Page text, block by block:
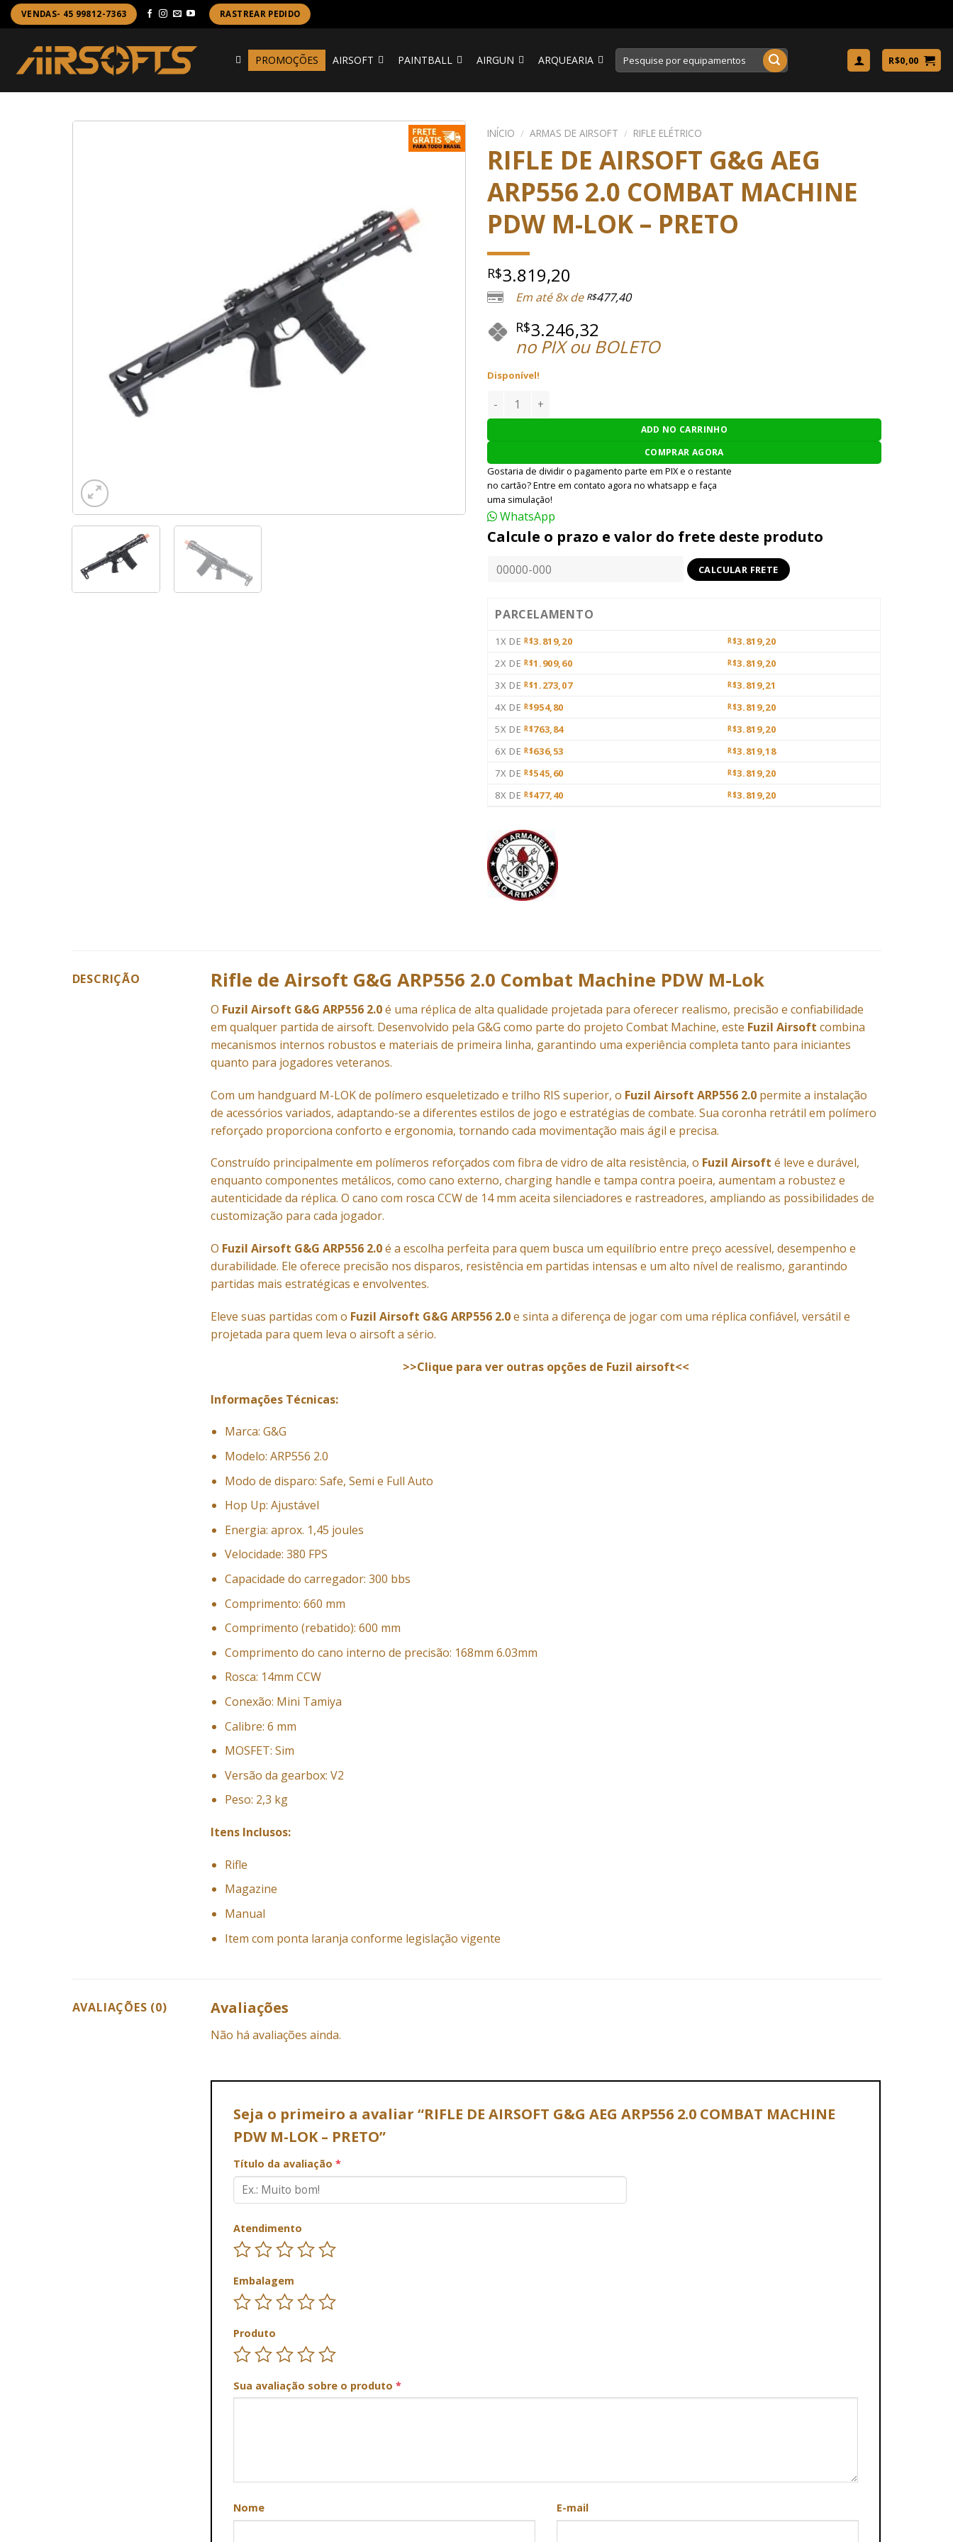
Skip
to
content
VENDAS- 45 99812-7363 RASTREAR PEDIDO
PROMOÇÕES AIRSOFT PAINTBALL AIRGUN ARQUEARIA
Pesquisar
por:
R$0,00
INÍCIO / ARMAS DE AIRSOFT / RIFLE ELÉTRICO
RIFLE DE AIRSOFT G&G AEG
ARP556 2.0 COMBAT MACHINE
PDW M-LOK – PRETO
R$3.819,20
Em até 8x de R$477,40
R$3.246,32
no PIX ou BOLETO
Disponível!
RIFLE DE AIRSOFT G&G AEG ARP556 2.0 COMBAT MACHINE PDW M-LOK - PRETO quantidade
ADD NO CARRINHO
COMPRAR AGORA
Gostaria de dividir o pagamento parte em PIX e o restante
no cartão? Entre em contato agora no whatsapp e faça
uma simulação!
WhatsApp
Calcule o prazo e valor do frete deste produto
PARCELAMENTO
1X DE R$3.819,20 R$3.819,20
2X DE R$1.909,60 R$3.819,20
3X DE R$1.273,07 R$3.819,21
4X DE R$954,80 R$3.819,20
5X DE R$763,84 R$3.819,20
6X DE R$636,53 R$3.819,18
7X DE R$545,60 R$3.819,20
8X DE R$477,40 R$3.819,20
DESCRIÇÃO Rifle de Airsoft G&G ARP556 2.0 Combat Machine PDW M-Lok
O Fuzil Airsoft G&G ARP556 2.0é uma réplica de alta qualidade projetada para oferecer realismo, precisão e confiabilidade
em qualquer partida de airsoft. Desenvolvido pela G&G como parte do projeto Combat Machine, este Fuzil Airsoft combina
mecanismos internos robustos e materiais de primeira linha, garantindo uma experiência completa tanto para iniciantes
quanto para jogadores veteranos.
Com um handguard M-LOK de polímero esqueletizado e trilho RIS superior, o Fuzil Airsoft ARP556 2.0permite a instalação
de acessórios variados, adaptando-se a diferentes estilos de jogo e estratégias de combate. Sua coronha retrátil em polímero
reforçado proporciona conforto e ergonomia, tornando cada movimentação mais ágil e precisa.
Construído principalmente em polímeros reforçados com fibra de vidro de alta resistência, o Fuzil Airsoft é leve e durável,
enquanto componentes metálicos, como cano externo, charging handle e tampa contra poeira, aumentam a robustez e
autenticidade da réplica. O cano com rosca CCW de 14 mm aceita silenciadores e rastreadores, ampliando as possibilidades de
customização para cada jogador.
O Fuzil Airsoft G&G ARP556 2.0é a escolha perfeita para quem busca um equilíbrio entre preço acessível, desempenho e
durabilidade. Ele oferece precisão nos disparos, resistência em partidas intensas e um alto nível de realismo, garantindo
partidas mais estratégicas e envolventes.
Eleve suas partidas com o Fuzil Airsoft G&G ARP556 2.0e sinta a diferença de jogar com uma réplica confiável, versátil e
projetada para quem leva o airsoft a sério.
>>Clique para ver outras opções de Fuzil airsoft<<
Informações Técnicas:
Marca: G&G
Modelo: ARP556 2.0
Modo de disparo: Safe, Semi e Full Auto
Hop Up: Ajustável
Energia: aprox. 1,45 joules
Velocidade: 380 FPS
Capacidade do carregador: 300 bbs
Comprimento: 660 mm
Comprimento (rebatido): 600 mm
Comprimento do cano interno de precisão: 168mm 6.03mm
Rosca: 14mm CCW
Conexão: Mini Tamiya
Calibre: 6 mm
MOSFET: Sim
Versão da gearbox: V2
Peso: 2,3 kg
Itens Inclusos:
Rifle
Magazine
Manual
Item com ponta laranja conforme legislação vigente
AVALIAÇÕES (0) Avaliações
Não há avaliações ainda.
Seja o primeiro a avaliar “RIFLE DE AIRSOFT G&G AEG ARP556 2.0 COMBAT MACHINE
PDW M-LOK – PRETO”
Título da avaliação *
Atendimento
Embalagem
Produto
Sua avaliação sobre o produto *
Nome E-mail